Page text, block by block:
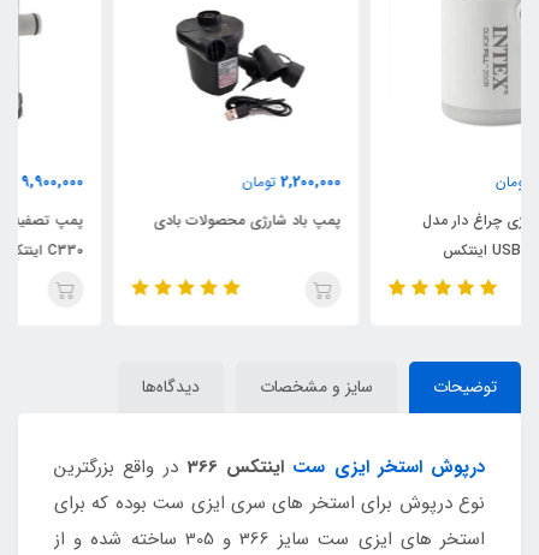
2,200,000
پمپ باد شارژی محصولات بادی
پمپ تصفیه آب فیلتری جدید مدل
توضیحات سایز و مشخصات دیدگاه‌ها
درپوش استخر ایزی ست اینتکس 366
در واقع بزرگترین
نوع درپوش برای استخر های سری ایزی ست بوده که برای
استخر های ایزی ست سایز 366 و 305 ساخته شده و از